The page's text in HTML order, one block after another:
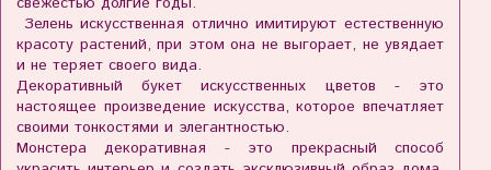
Зелень искусственная отлично имитируют естественную
красоту растений, при этом она не выгорает, не увядает
и не теряет своего вида.
Декоративный букет искусственных цветов - это
настоящее произведение искусства, которое впечатляет
своими тонкостями и элегантностью.
Монстера декоративная - это прекрасный способ